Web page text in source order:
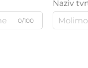
0/100
Naziv